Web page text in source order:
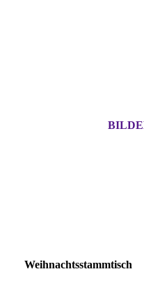
Weihnachtsstammtisch